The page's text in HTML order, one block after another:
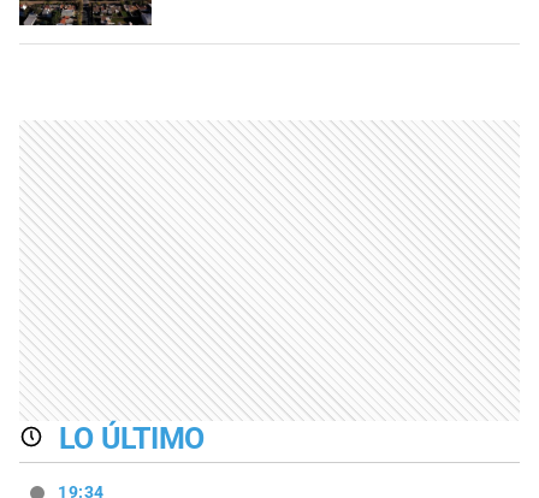
LO ÚLTIMO
19:34